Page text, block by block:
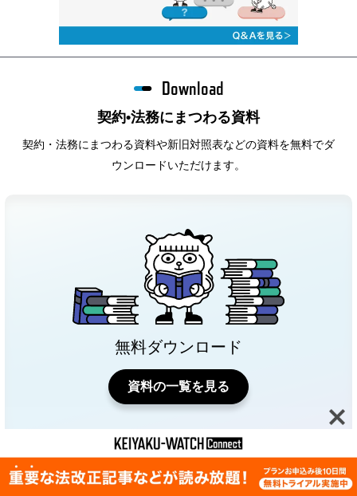
契約•法務にまつわる資料
Download
契約・法務にまつわる資料や新旧対照表などの資料を無料でダ
ウンロードいただけます。
無料ダウンロード
資料の一覧を見る
Features